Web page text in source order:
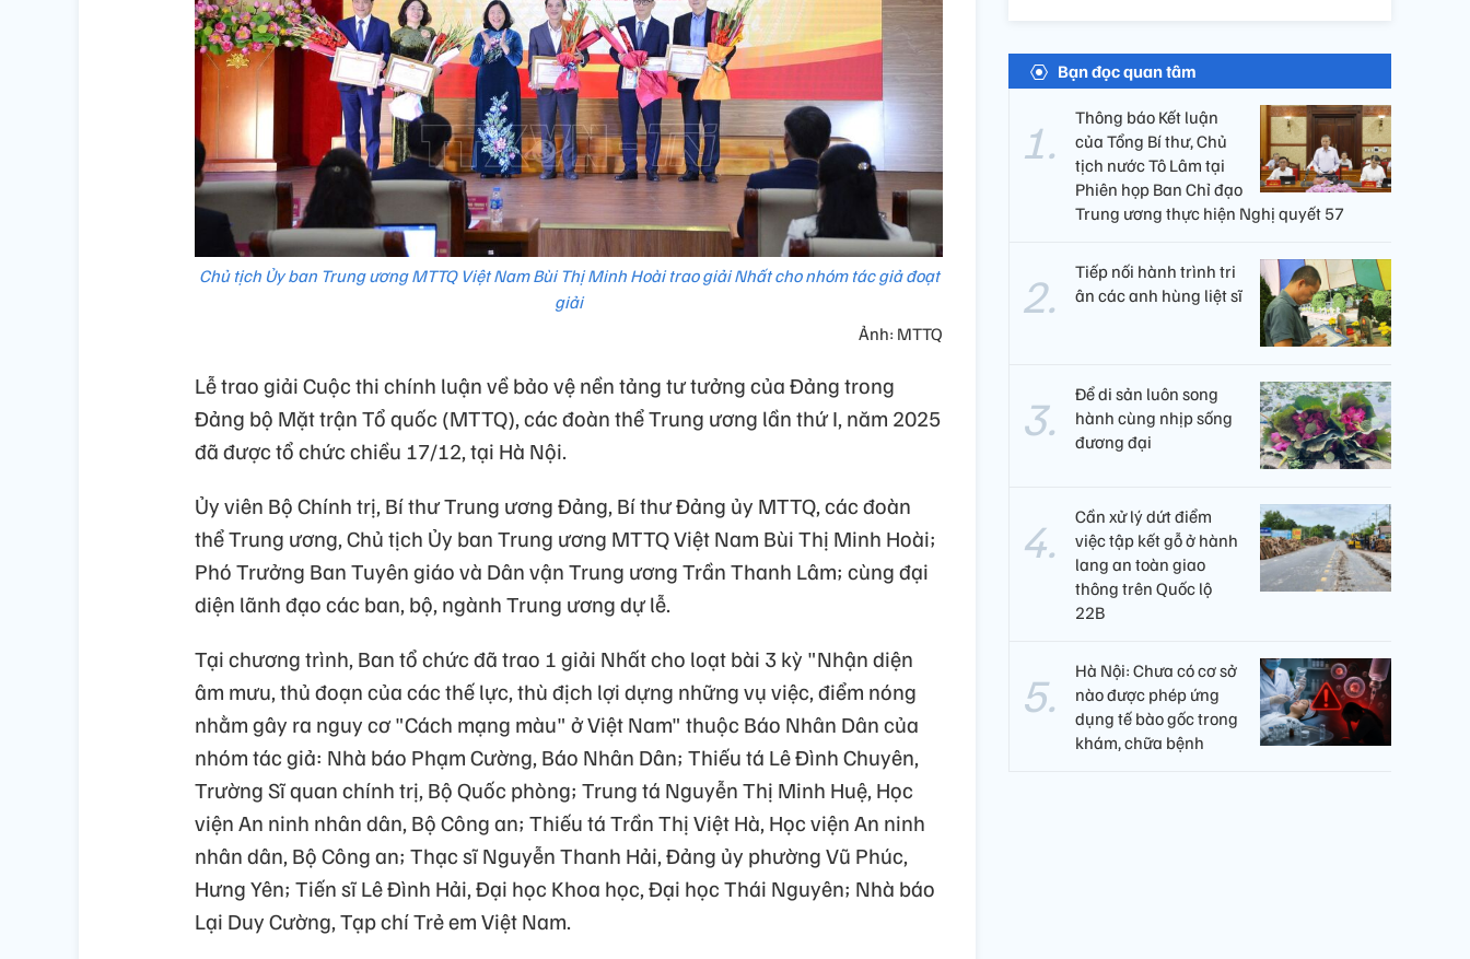
Chủ tịch Ủy ban Trung ương MTTQ Việt Nam Bùi Thị Minh Hoài trao giải Nhất cho nhóm tác giả đoạt
giải
Ảnh: MTTQ
Lễ trao giải Cuộc thi chính luận về bảo vệ nền tảng tư tưởng của Đảng trong
Đảng bộ Mặt trận Tổ quốc (MTTQ), các đoàn thể Trung ương lần thứ I, năm 2025
đã được tổ chức chiều 17/12, tại Hà Nội.
Ủy viên Bộ Chính trị, Bí thư Trung ương Đảng, Bí thư Đảng ủy MTTQ, các đoàn
thể Trung ương, Chủ tịch Ủy ban Trung ương MTTQ Việt Nam Bùi Thị Minh Hoài;
Phó Trưởng Ban Tuyên giáo và Dân vận Trung ương Trần Thanh Lâm; cùng đại
diện lãnh đạo các ban, bộ, ngành Trung ương dự lễ.
Tại chương trình, Ban tổ chức đã trao 1 giải Nhất cho loạt bài 3 kỳ "Nhận diện
âm mưu, thủ đoạn của các thế lực, thù địch lợi dựng những vụ việc, điểm nóng
nhằm gây ra nguy cơ "Cách mạng màu" ở Việt Nam" thuộc Báo Nhân Dân của
nhóm tác giả: Nhà báo Phạm Cường, Báo Nhân Dân; Thiếu tá Lê Đình Chuyên,
Trường Sĩ quan chính trị, Bộ Quốc phòng; Trung tá Nguyễn Thị Minh Huệ, Học
viện An ninh nhân dân, Bộ Công an; Thiếu tá Trần Thị Việt Hà, Học viện An ninh
nhân dân, Bộ Công an; Thạc sĩ Nguyễn Thanh Hải, Đảng ủy phường Vũ Phúc,
Hưng Yên; Tiến sĩ Lê Đình Hải, Đại học Khoa học, Đại học Thái Nguyên; Nhà báo
Lại Duy Cường, Tạp chí Trẻ em Việt Nam.
Bạn đọc quan tâm
Thông báo Kết luận
của Tổng Bí thư, Chủ
tịch nước Tô Lâm tại
Phiên họp Ban Chỉ đạo
Trung ương thực hiện Nghị quyết 57
Tiếp nối hành trình tri
ân các anh hùng liệt sĩ
Để di sản luôn song
hành cùng nhịp sống
đương đại
Cần xử lý dứt điểm
việc tập kết gỗ ở hành
lang an toàn giao
thông trên Quốc lộ
22B
Hà Nội: Chưa có cơ sở
nào được phép ứng
dụng tế bào gốc trong
khám, chữa bệnh